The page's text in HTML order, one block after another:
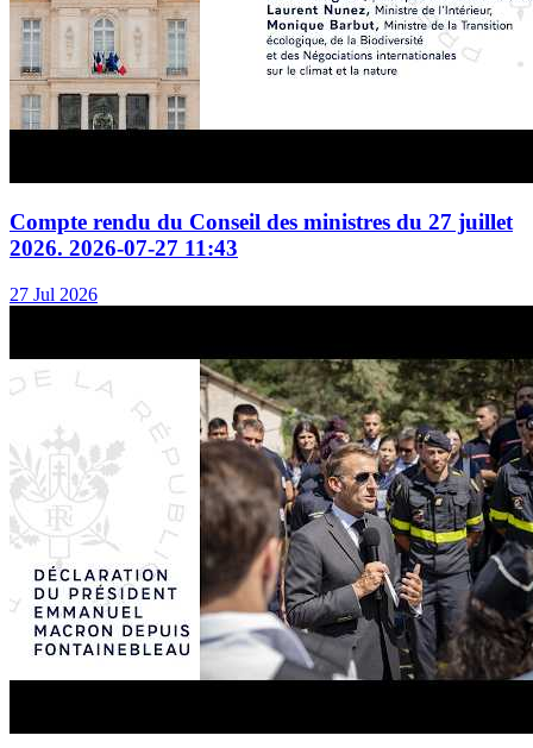
Compte rendu du Conseil des ministres du 27 juillet
2026. 2026-07-27 11:43
27 Jul 2026